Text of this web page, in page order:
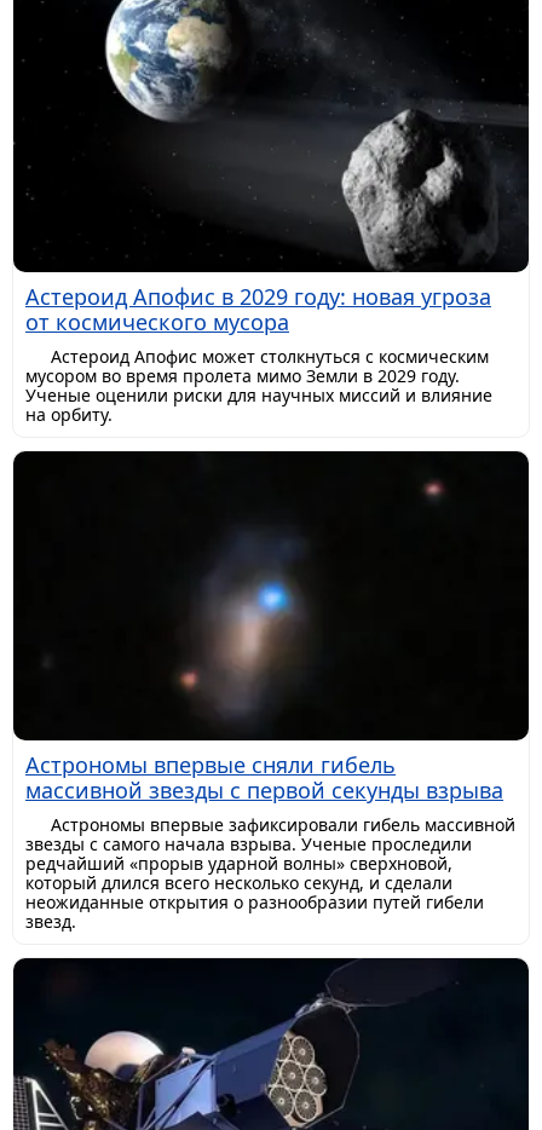
Астероид Апофис в 2029 году: новая угроза
от космического мусора
Астероид Апофис может столкнуться с космическим
мусором во время пролета мимо Земли в 2029 году.
Ученые оценили риски для научных миссий и влияние
на орбиту.
Астрономы впервые сняли гибель
массивной звезды с первой секунды взрыва
Астрономы впервые зафиксировали гибель массивной
звезды с самого начала взрыва. Ученые проследили
редчайший «прорыв ударной волны» сверхновой,
который длился всего несколько секунд, и сделали
неожиданные открытия о разнообразии путей гибели
звезд.